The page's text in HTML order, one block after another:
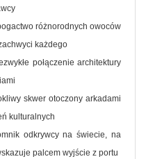
różnorodnych owoców
każdego
połączenie architektury
skwer otoczony arkadami
kulturalnych
odkrywcy na świecie, na
palcem wyjście z portu